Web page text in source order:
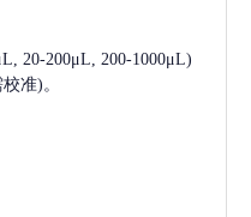
20-200μL, 200-1000μL)
准)。